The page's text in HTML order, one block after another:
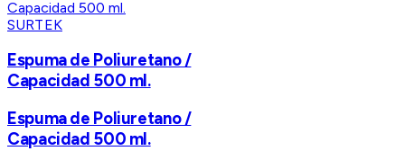
SURTEK
Espuma de Poliuretano /
Capacidad 500 ml.
Espuma de Poliuretano /
Capacidad 500 ml.